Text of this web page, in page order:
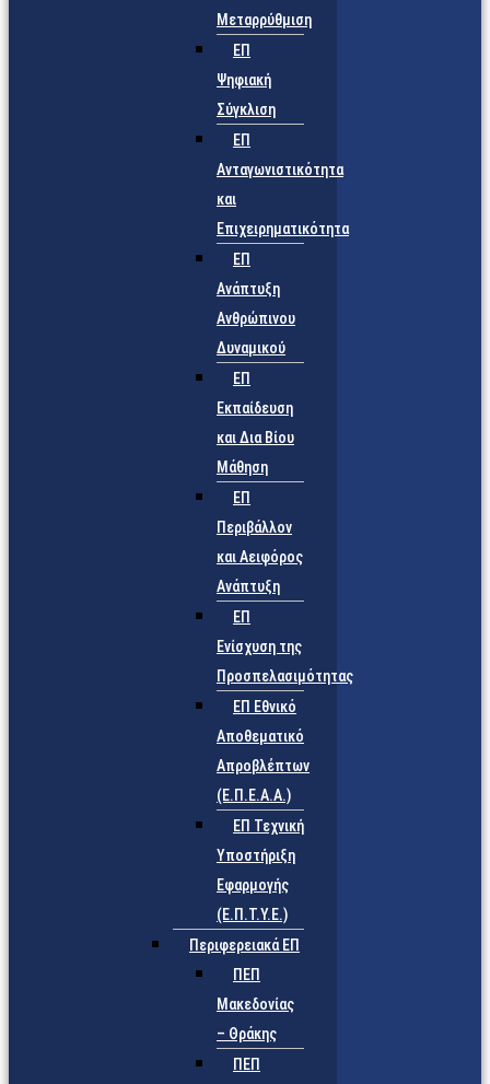
Μεταρρύθμιση
ΕΠ
Ψηφιακή
Σύγκλιση
ΕΠ
Ανταγωνιστικότητα
και
Επιχειρηματικότητα
ΕΠ
Ανάπτυξη
Ανθρώπινου
Δυναμικού
ΕΠ
Εκπαίδευση
και Δια Βίου
Μάθηση
ΕΠ
Περιβάλλον
και Αειφόρος
Ανάπτυξη
ΕΠ
Ενίσχυση της
Προσπελασιμότητας
ΕΠ Εθνικό
Αποθεματικό
Απροβλέπτων
(Ε.Π.Ε.Α.Α.)
ΕΠ Τεχνική
Υποστήριξη
Εφαρμογής
(Ε.Π.Τ.Υ.Ε.)
Περιφερειακά ΕΠ
ΠΕΠ
Μακεδονίας
– Θράκης
ΠΕΠ